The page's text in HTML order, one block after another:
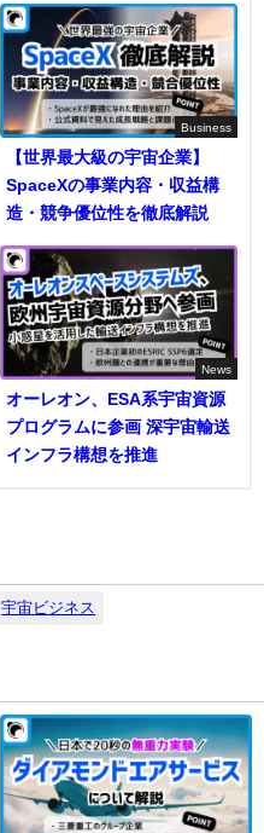
Business
【世界最大級の宇宙企業】
SpaceXの事業内容・収益構
造・競争優位性を徹底解説
News
オーレオン、ESA系宇宙資源
プログラムに参画 深宇宙輸送
インフラ構想を推進
宇宙ビジネス